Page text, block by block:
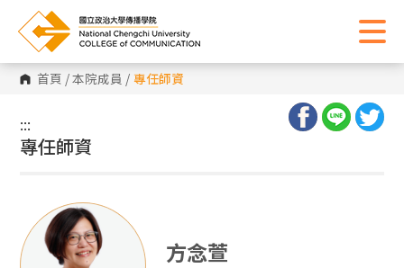
首頁 /本院成員 / 專任師資
:::
:::
專任師資
方念萱